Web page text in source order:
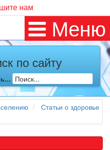
нам
Меню
по сайту
Статьи о здоровье
все меры
(вы почти все время дома),
простудились. Вы
средиземноморскую диету
причудливые диеты